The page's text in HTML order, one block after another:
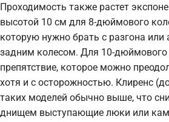
Проходимость также растет
высотой 10 см для 8-дюймового
которую нужно брать с разгона или
задним колесом. Для 10-дюймового
препятствие, которое можно
хотя и с осторожностью. Клиренс
таких моделей обычно выше, что
днищем выступающие люки или